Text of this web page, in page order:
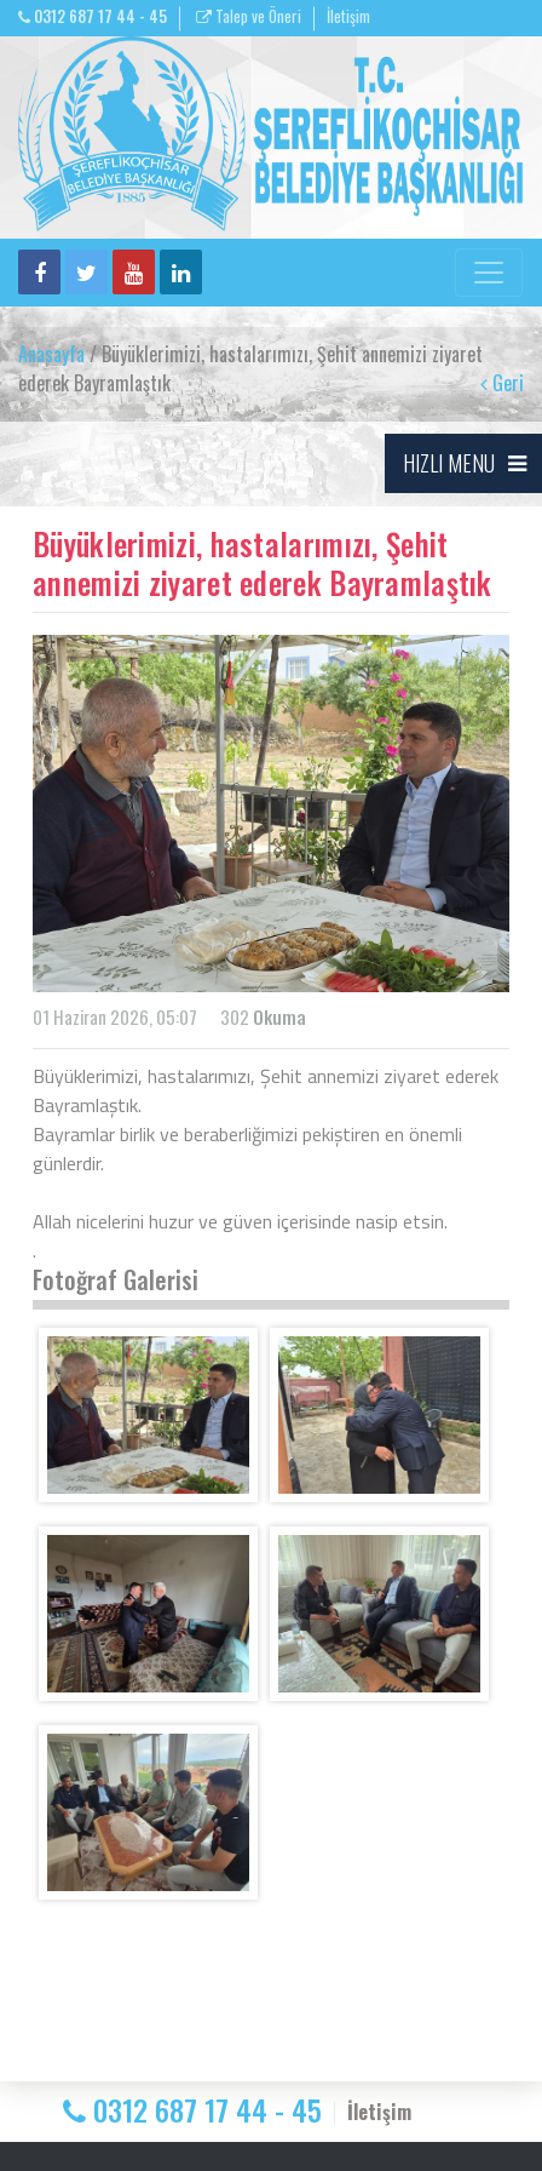
0312 687 17 44 - 45 Talep ve Öneri İletişim
Anasayfa/ Büyüklerimizi, hastalarımızı, Şehit annemizi ziyaret
ederek Bayramlaştık
Geri
HIZLI MENU
Büyüklerimizi, hastalarımızı, Şehit
annemizi ziyaret ederek Bayramlaştık
01 Haziran 2026, 05:07 302 Okuma
Büyüklerimizi, hastalarımızı, Şehit annemizi ziyaret ederek
Bayramlaştık.
Bayramlar birlik ve beraberliğimizi pekiştiren en önemli
günlerdir.
Allah nicelerini huzur ve güven içerisinde nasip etsin.
.
Fotoğraf Galerisi
0312 687 17 44 - 45 İletişim